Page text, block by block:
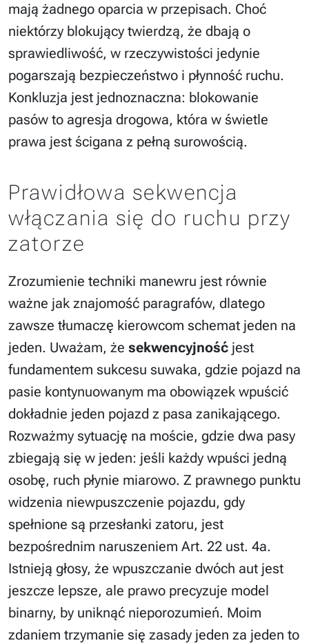
mają żadnego oparcia w przepisach. Choć
niektórzy blokujący twierdzą, że dbają o
sprawiedliwość, w rzeczywistości jedynie
pogarszają bezpieczeństwo i płynność ruchu.
Konkluzja jest jednoznaczna: blokowanie
pasów to agresja drogowa, która w świetle
prawa jest ścigana z pełną surowością.
Prawidłowa sekwencja
włączania się do ruchu przy
zatorze
Zrozumienie techniki manewru jest równie
ważne jak znajomość paragrafów, dlatego
zawsze tłumaczę kierowcom schemat jeden na
jeden. Uważam, że sekwencyjność jest
fundamentem sukcesu suwaka, gdzie pojazd na
pasie kontynuowanym ma obowiązek wpuścić
dokładnie jeden pojazd z pasa zanikającego.
Rozważmy sytuację na moście, gdzie dwa pasy
zbiegają się w jeden: jeśli każdy wpuści jedną
osobę, ruch płynie miarowo. Z prawnego punktu
widzenia niewpuszczenie pojazdu, gdy
spełnione są przesłanki zatoru, jest
bezpośrednim naruszeniem Art. 22 ust. 4a.
Istnieją głosy, że wpuszczanie dwóch aut jest
jeszcze lepsze, ale prawo precyzuje model
binarny, by uniknąć nieporozumień. Moim
zdaniem trzymanie się zasady jeden za jeden to